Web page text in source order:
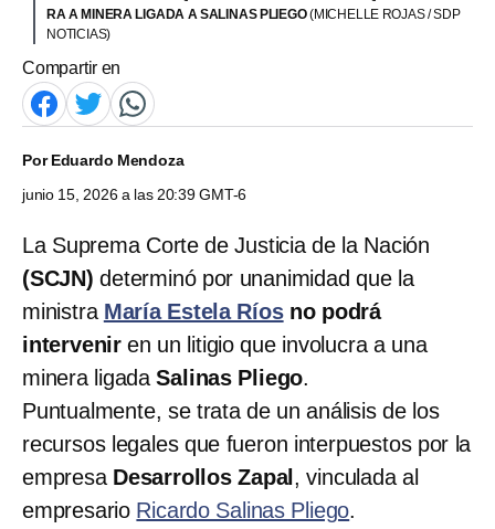
RA A MINERA LIGADA A SALINAS PLIEGO(MICHELLE ROJAS / SDP
NOTICIAS)
Compartir en
PorEduardo Mendoza
junio 15, 2026 a las 20:39 GMT-6
La Suprema Corte de Justicia de la Nación
(SCJN) determinó por unanimidad que la
ministra María Estela Ríosno podrá
intervenir en un litigio que involucra a una
minera ligadaSalinas Pliego.
Puntualmente, se trata de un análisis de los
recursos legales que fueron interpuestos por la
empresa Desarrollos Zapal , vinculada al
empresario Ricardo Salinas Pliego.